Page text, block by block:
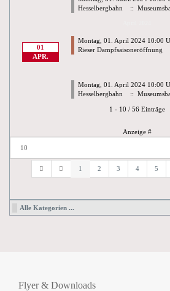
Hesselbergbahn
::
01
APR.
Montag, 01. April 2024 10:00
Rieser Dampfsaisoneröffnung
Montag, 01. April 2024 10:00
Hesselbergbahn
::
Limite der
1 - 10 / 56 Einträge
Anzeige #
1 2 3 4 5
Alle Kategorien ...
Flyer & Downloads